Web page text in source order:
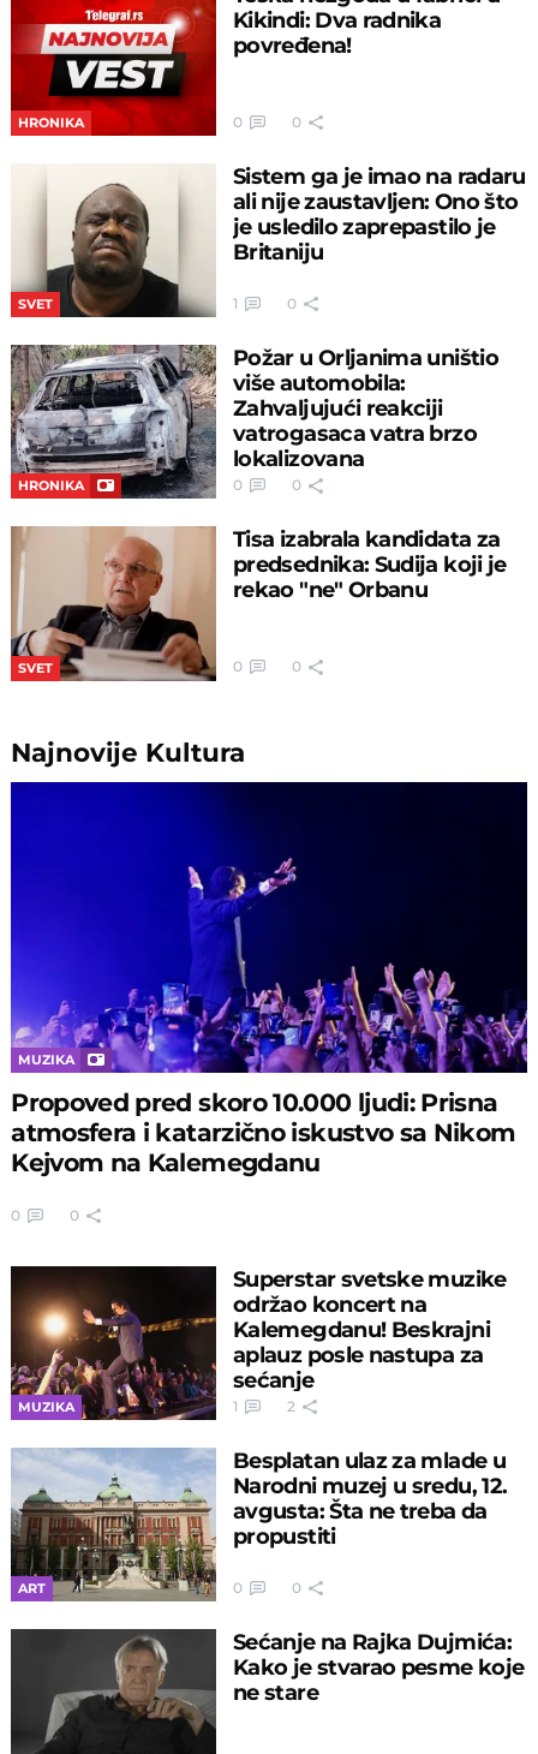
HRONIKA
Kikindi: Dva radnika
povređena!
0 0
SVET
Sistem ga je imao na radaru
ali nije zaustavljen: Ono što
je usledilo zaprepastilo je
Britaniju
1 0
HRONIKA
Požar u Orljanima uništio
više automobila:
Zahvaljujući reakciji
vatrogasaca vatra brzo
lokalizovana
0 0
SVET
Tisa izabrala kandidata za
predsednika: Sudija koji je
rekao "ne" Orbanu
0 0
Najnovije Kultura
MUZIKA
Propoved pred skoro 10.000 ljudi: Prisna
atmosfera i katarzično iskustvo sa Nikom
Kejvom na Kalemegdanu
0 0
MUZIKA
Superstar svetske muzike
održao koncert na
Kalemegdanu! Beskrajni
aplauz posle nastupa za
sećanje
1 2
ART
Besplatan ulaz za mlade u
Narodni muzej u sredu, 12.
avgusta: Šta ne treba da
propustiti
0 0
Sećanje na Rajka Dujmića:
Kako je stvarao pesme koje
ne stare